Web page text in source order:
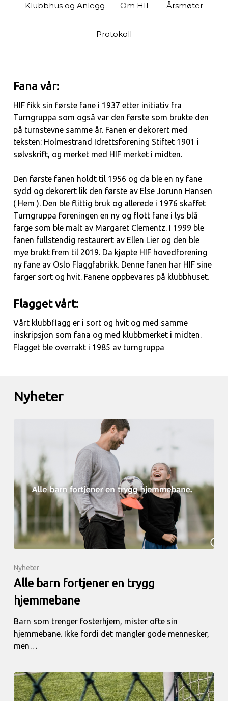
Klubbhus og Anlegg Om HIF Årsmøter
Protokoll
Fana vår:
HIF fikk sin første fane i 1937 etter initiativ fra
Turngruppa som også var den første som brukte den
på turnstevne samme år. Fanen er dekorert med
teksten: Holmestrand Idrettsforening Stiftet 1901 i
sølvskrift, og merket med HIF merket i midten.
Den første fanen holdt til 1956 og da ble en ny fane
sydd og dekorert lik den første av Else Jorunn Hansen
( Hem ). Den ble flittig bruk og allerede i 1976 skaffet
Turngruppa foreningen en ny og flott fane i lys blå
farge som ble malt av Margaret Clementz. I 1999 ble
fanen fullstendig restaurert av Ellen Lier og den ble
mye brukt frem til 2019. Da kjøpte HIF hovedforening
ny fane av Oslo Flaggfabrikk. Denne fanen har HIF sine
farger sort og hvit. Fanene oppbevares på klubbhuset.
Flagget vårt:
Vårt klubbflagg er i sort og hvit og med samme
inskripsjon som fana og med klubbmerket i midten.
Flagget ble overrakt i 1985 av turngruppa
Nyheter
Nyheter
Alle barn fortjener en trygg
hjemmebane
Barn som trenger fosterhjem, mister ofte sin
hjemmebane. Ikke fordi det mangler gode mennesker,
men…